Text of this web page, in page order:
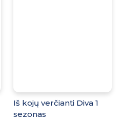
Iš kojų verčianti Diva 1
sezonas